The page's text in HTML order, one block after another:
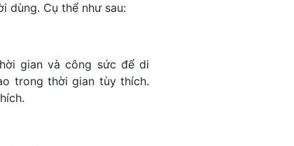
dùng. Cụ thể như sau:
gian và công sức để di
trong thời gian tùy thích.